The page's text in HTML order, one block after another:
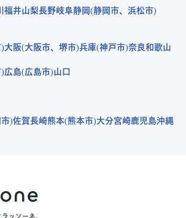
福井山梨長野岐阜静岡 静岡市
浜松市
大阪 大阪市 堺市 兵庫 神戸市 奈良和歌山
広島 広島市 山口
佐賀長崎熊本 熊本市 大分宮崎鹿児島沖縄